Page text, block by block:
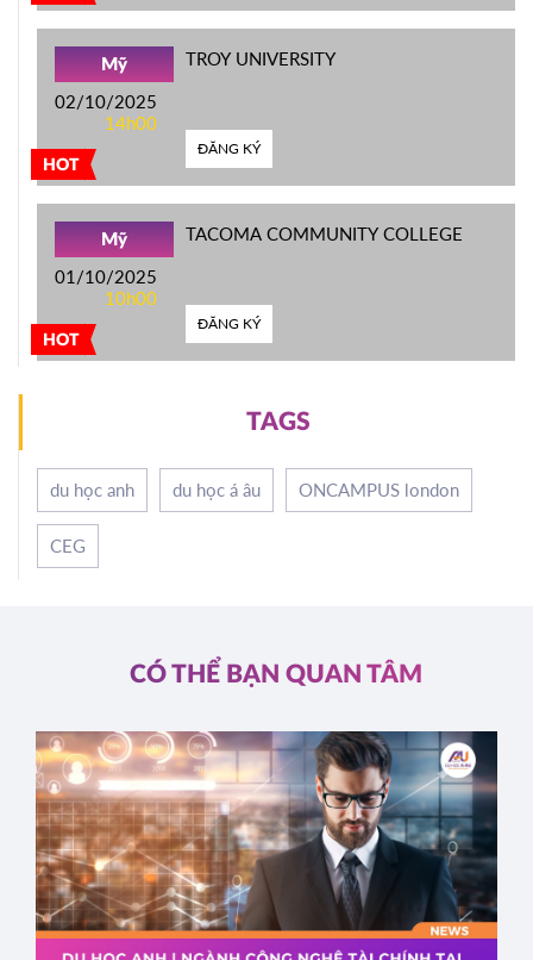
HOT
Mỹ
02/10/2025
14h00
TROY UNIVERSITY
ĐĂNG KÝ
HOT
Mỹ
01/10/2025
10h00
TACOMA COMMUNITY COLLEGE
ĐĂNG KÝ
TAGS
du học anh du học á âu ONCAMPUS london
CEG
CÓ THỂ BẠN QUAN TÂM